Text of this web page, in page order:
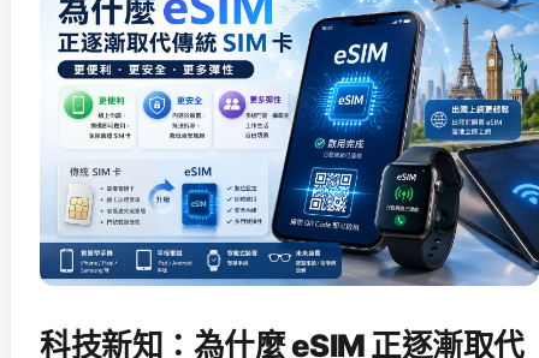
科技新知：為什麼 eSIM 正逐漸取代